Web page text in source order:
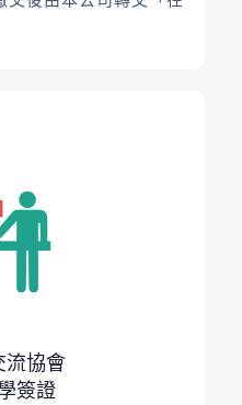
流協會
簽證